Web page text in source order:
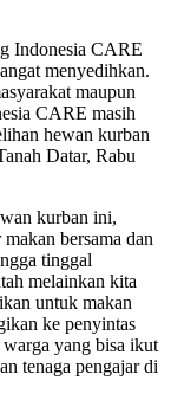
Indonesia CARE
menyedihkan.
maupun
CARE masih
hewan kurban
Datar, Rabu
kurban ini,
bersama dan
tinggal
melainkan kita
untuk makan
ke penyintas
yang bisa ikut
tenaga pengajar di